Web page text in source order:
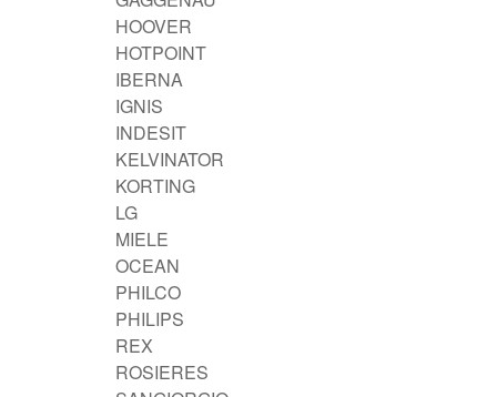
HOOVER
HOTPOINT
IBERNA
IGNIS
INDESIT
KELVINATOR
KORTING
LG
MIELE
OCEAN
PHILCO
PHILIPS
REX
ROSIERES